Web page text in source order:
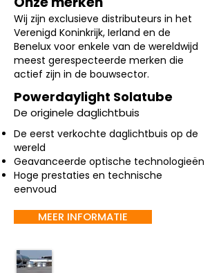
Wij zijn exclusieve distributeurs in het
Verenigd Koninkrijk, Ierland en de
Benelux voor enkele van de wereldwijd
meest gerespecteerde merken die
actief zijn in de bouwsector.
Powerdaylight Solatube
De originele daglichtbuis
De eerst verkochte daglichtbuis op de
wereld
Geavanceerde optische technologieën
Hoge prestaties en technische
eenvoud
MEER INFORMATIE